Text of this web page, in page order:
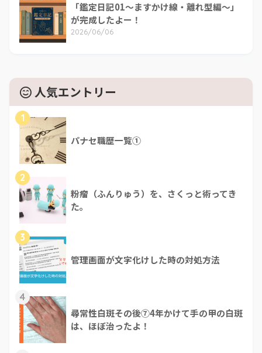
「鑑定日記01～ますかけ線・離れ型編～」
が完成したよー！
2026/06/06
人気エントリー
1
パナセ職歴一覧①
2
粉瘤（ふんりゅう）を、さくっと術ってき
た。
3
管理画面が文字化けした時の対処方法
4
尋常性白斑その後⑦4年かけて手の甲の白斑
は、ほぼ治ったよ！